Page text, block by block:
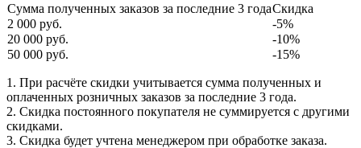
Сумма полученных заказов за последние 3 годаСкидка
2 000 руб.
-5%
20 000 руб.
-10%
50 000 руб.
-15%
1. При расчёте скидки учитывается сумма полученных и
оплаченных розничных заказов за последние 3 года.
2. Скидка постоянного покупателя не суммируется с другими
скидками.
3. Скидка будет учтена менеджером при обработке заказа.